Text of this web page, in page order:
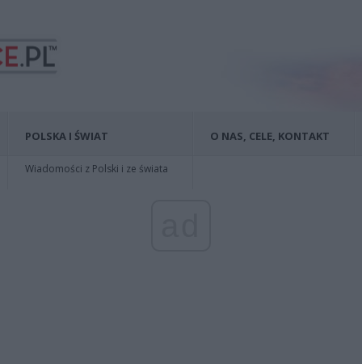
POLSKA I ŚWIAT
Wiadomości z Polski i ze świata
O NAS, CELE, KONTAKT